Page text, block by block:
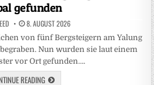
gefunden
8. AUGUST 2026
von fünf Bergsteigern am Yalung
Nun wurden sie laut einem
vor Ort gefunden….
READING